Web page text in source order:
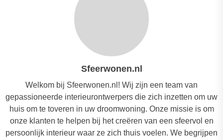
Sfeerwonen.nl
Welkom bij Sfeerwonen.nl! Wij zijn een team van
gepassioneerde interieurontwerpers die zich inzetten om uw
huis om te toveren in uw droomwoning. Onze missie is om
onze klanten te helpen bij het creëren van een sfeervol en
persoonlijk interieur waar ze zich thuis voelen. We begrijpen